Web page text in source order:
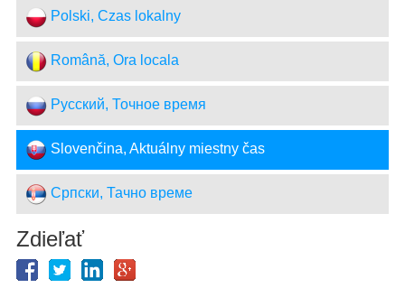
Polski, Czas lokalny
Română, Ora locala
Русский, Точное время
Slovenčina, Aktuálny miestny čas
Српски, Тачно време
Zdieľať